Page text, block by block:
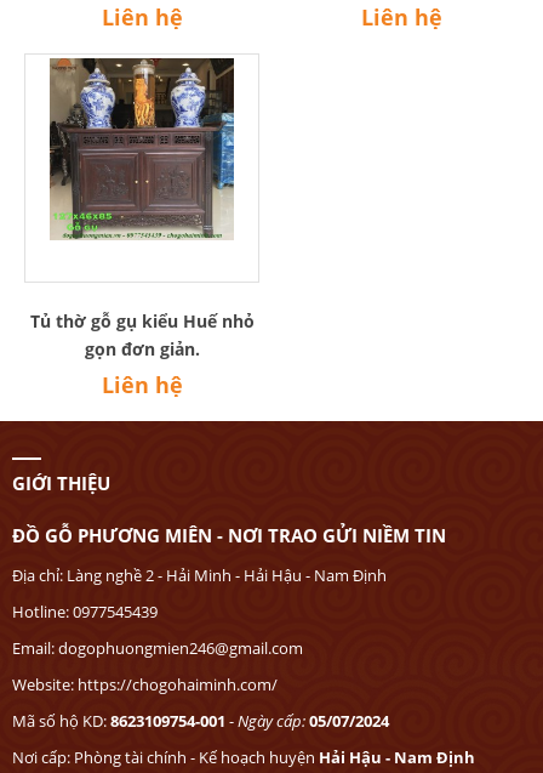
Liên hệ Liên hệ
Tủ thờ gỗ gụ kiểu Huế nhỏ
gọn đơn giản.
Liên hệ
GIỚI THIỆU
ĐỒ GỖ PHƯƠNG MIÊN - NƠI TRAO GỬI NIỀM TIN
Địa chỉ: Làng nghề 2 - Hải Minh - Hải Hậu - Nam Định
Hotline: 0977545439
Email: dogophuongmien246@gmail.com
Website: https://chogohaiminh.com/
Mã số hộ KD:8623109754-001 -Ngày cấp:05/07/2024
Nơi cấp: Phòng tài chính - Kế hoạch huyện Hải Hậu - Nam Định